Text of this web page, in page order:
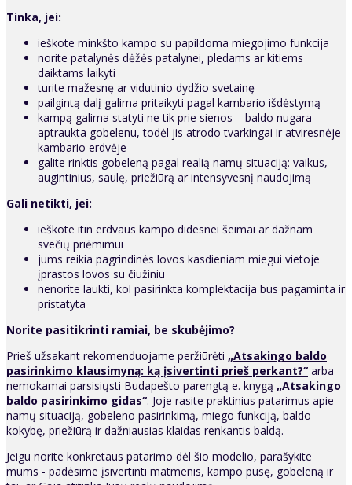
Tinka, jei:
ieškote minkšto kampo su papildoma miegojimo funkcija
norite patalynės dėžės patalynei, pledams ar kitiems
daiktams laikyti
turite mažesnę ar vidutinio dydžio svetainę
pailgintą dalį galima pritaikyti pagal kambario išdėstymą
kampą galima statyti ne tik prie sienos – baldo nugara
aptraukta gobelenu, todėl jis atrodo tvarkingai ir atviresnėje
kambario erdvėje
galite rinktis gobeleną pagal realią namų situaciją: vaikus,
augintinius, saulę, priežiūrą ar intensyvesnį naudojimą
Gali netikti, jei:
ieškote itin erdvaus kampo didesnei šeimai ar dažnam
svečių priėmimui
jums reikia pagrindinės lovos kasdieniam miegui vietoje
įprastos lovos su čiužiniu
nenorite laukti, kol pasirinkta komplektacija bus pagaminta ir
pristatyta
Norite pasitikrinti ramiai, be skubėjimo?
Prieš užsakant rekomenduojame peržiūrėti „Atsakingo baldo
pasirinkimo klausimyną: ką įsivertinti prieš perkant?“ arba
nemokamai parsisiųsti Budapešto parengtą e. knygą „Atsakingo
baldo pasirinkimo gidas“. Joje rasite praktinius patarimus apie
namų situaciją, gobeleno pasirinkimą, miego funkciją, baldo
kokybę, priežiūrą ir dažniausias klaidas renkantis baldą.
Jeigu norite konkretaus patarimo dėl šio modelio, parašykite
mums - padėsime įsivertinti matmenis, kampo pusę, gobeleną ir